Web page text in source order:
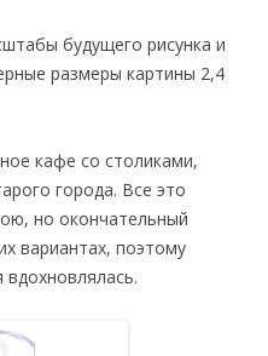
будущего рисунка и
размеры картины 2,4
кафе со столиками,
города. Все это
но окончательный
вариантах, поэтому